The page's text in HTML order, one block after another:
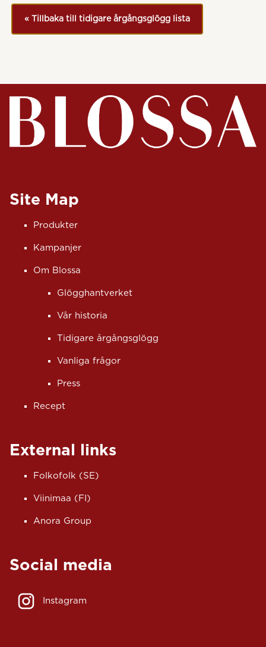
« Tillbaka till tidigare årgångsglögg lista
Site Map
Produkter
Kampanjer
Om Blossa
Glögghantverket
Vår historia
Tidigare årgångsglögg
Vanliga frågor
Press
Recept
External links
Folkofolk (SE)
Viinimaa (FI)
Anora Group
Social media
Instagram